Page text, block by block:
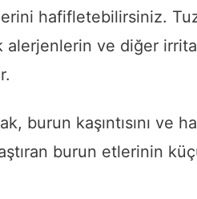
hafifletebilirsiniz.
alerjenlerin ve diğer
kaşıntısını ve
burun etlerinin